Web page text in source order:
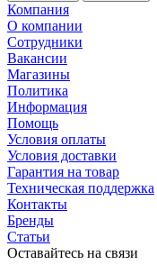
Компания
О компании
Сотрудники
Вакансии
Магазины
Политика
Информация
Помощь
Условия оплаты
Условия доставки
Гарантия на товар
Техническая поддержка
Контакты
Бренды
Статьи
Оставайтесь на связи